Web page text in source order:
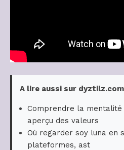
A lire aussi sur
Comprendre la mentalité
aperçu des valeurs
Où regarder soy luna en
plateformes, ast